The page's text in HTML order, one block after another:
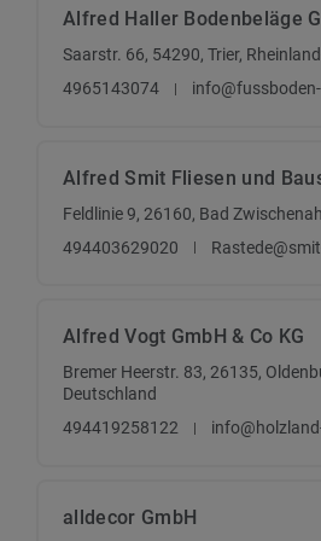
Alfred Haller Bodenbeläge
Saarstr. 66, 54290, Trier,
4965143074
Alfred Smit Fliesen und
Feldlinie 9, 26160, Bad
494403629020
Alfred Vogt GmbH & Co KG
Bremer Heerstr. 83, 26135,
Deutschland
494419258122
alldecor GmbH